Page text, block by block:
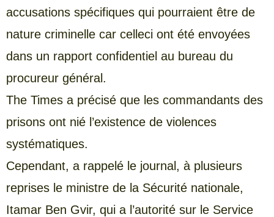
accusations spécifiques qui pourraient être de
nature criminelle car celleci ont été envoyées
dans un rapport confidentiel au bureau du
procureur général.
The Times a précisé que les commandants des
prisons ont nié l’existence de violences
systématiques.
Cependant, a rappelé le journal, à plusieurs
reprises le ministre de la Sécurité nationale,
Itamar Ben Gvir, qui a l’autorité sur le Service